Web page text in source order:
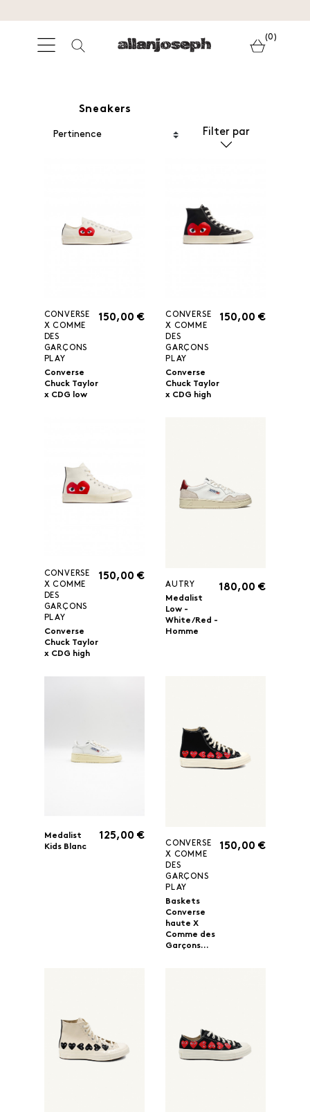
(0)
Sneakers
Filter par
CONVERSE
X COMME
DES
GARÇONS
PLAY
Converse
Chuck Taylor
x CDG low
150,00 €
CONVERSE
X COMME
DES
GARÇONS
PLAY
Converse
Chuck Taylor
x CDG high
150,00 €
CONVERSE
X COMME
DES
GARÇONS
PLAY
Converse
Chuck Taylor
x CDG high
150,00 €
AUTRY
Medalist
Low -
White/Red -
Homme
180,00 €
Medalist
Kids Blanc
125,00 €
CONVERSE
X COMME
DES
GARÇONS
PLAY
Baskets
Converse
haute X
Comme des
Garçons...
150,00 €